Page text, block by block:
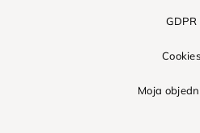
GDPR
Cookies
Moja